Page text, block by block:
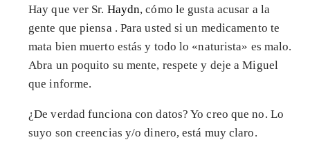
Hay que ver Sr. Haydn, cómo le gusta acusar a la
gente que piensa . Para usted si un medicamento te
mata bien muerto estás y todo lo «naturista» es malo.
Abra un poquito su mente, respete y deje a Miguel
que informe.
¿De verdad funciona con datos? Yo creo que no. Lo
suyo son creencias y/o dinero, está muy claro.